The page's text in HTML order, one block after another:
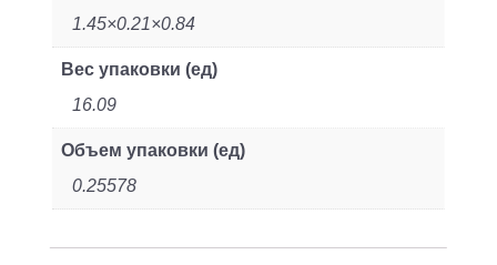
1.45×0.21×0.84
Вес упаковки (ед)
16.09
Объем упаковки (ед)
0.25578